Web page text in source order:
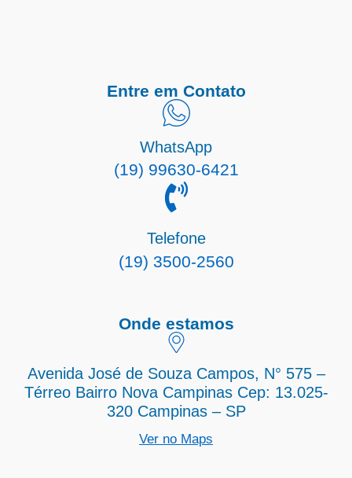
Entre em Contato
WhatsApp
(19) 99630-6421
Telefone
(19) 3500-2560
Onde estamos
Avenida José de Souza Campos, N° 575 –
Térreo Bairro Nova Campinas Cep: 13.025-
320 Campinas – SP
Ver no Maps